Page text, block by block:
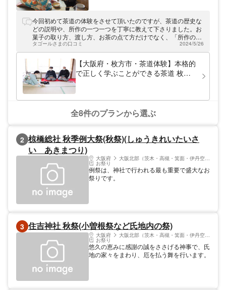
ではなく、正しい知識を身につけ体験後も役
に立つような経験ができます。京都や大阪に
訪れた際は、ぜひ本格的な日本文化に触れる
今回初めて茶道の体験をさせて頂いたのですが、茶道の歴史な
どの説明や、所作の一つ一つを丁寧に教えて下さりました。お
菓子の取り方、渡し方、お茶の点て方だけでなく、「所作の一
つ一つにこう言う意味が込められている」など、細かく丁寧に
教えて下さったので、凄く良かったです！教えて下さる先生も
気さくで、話し方も凄く上手で、メリハリをしっかり付けてく
れて貴重な時間を過ごすことができました！本当にありがとう
ございました！
タゴールさまの口コミ 2024/5/26
【大阪府・枚方市・茶道体験】本格的
で正しく学ぶことができる茶道 枚方
全8件のプランから選ぶ
2 椋橋総社 秋季例大祭(秋祭)(しゅうきれいたいさ
い あきまつり)
大阪府 大阪北部（茨木・高槻・箕面・伊丹空港）
お祭り
例祭は、神社で行われる最も重要で盛大なお
祭りです。
3 住吉神社 秋祭(小曽根祭など氏地内の祭)
大阪府 大阪北部（茨木・高槻・箕面・伊丹空港）
お祭り
悠久の恵みに感謝の誠をささげる神事で、氏
地の家々をまわり、厄を払う舞を行います。